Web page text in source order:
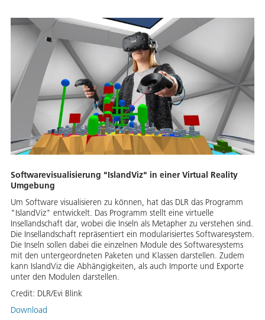
Softwarevisualisierung "IslandViz" in einer Virtual Reality
Umgebung
Um Software visualisieren zu können, hat das DLR das Programm
"IslandViz" entwickelt. Das Programm stellt eine virtuelle
Insellandschaft dar, wobei die Inseln als Metapher zu verstehen sind.
Die Insellandschaft repräsentiert ein modularisiertes Softwaresystem.
Die Inseln sollen dabei die einzelnen Module des Softwaresystems
mit den untergeordneten Paketen und Klassen darstellen. Zudem
kann IslandViz die Abhängigkeiten, als auch Importe und Exporte
unter den Modulen darstellen.
Credit: DLR/Evi Blink
Download